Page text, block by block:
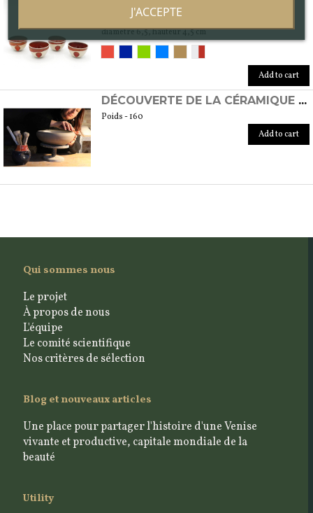
Poids - 160
diamètre 6,5, hauteur 4,5 cm
Add to cart
DÉCOUVERTE DE LA CÉRAMIQUE AU TOUR
Poids - 160
Add to cart
Qui sommes nous
Le projet
À propos de nous
L'équipe
Le comité scientifique
Nos critères de sélection
Blog et nouveaux articles
Une place pour partager l'histoire d'une Venise
vivante et productive, capitale mondiale de la
beauté
Utility
J'ACCEPTE